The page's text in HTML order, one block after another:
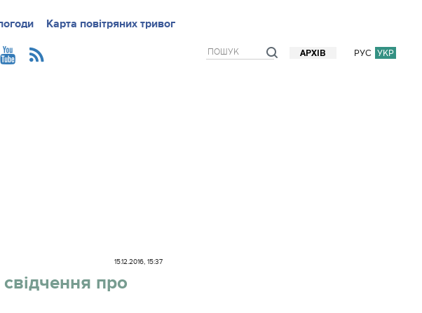
Карта повітряних тривог
РУС УКР
АРХІВ
Новини Iнтерв`ю Блоги
15.12.2016, 15:37
про